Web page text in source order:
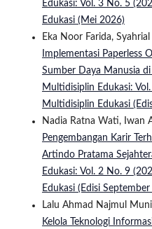
Edukasi: Vol. 3 No. 5
Edukasi (Mei 2026)
Eka Noor Farida,
Implementasi Paperless
Sumber Daya Manusia
Multidisiplin Edukasi:
Multidisiplin Edukasi
Nadia Ratna Wati, Iwan
Pengembangan Karir
Artindo Pratama
Edukasi: Vol. 2 No. 9
Edukasi (Edisi
Lalu Ahmad Najmul
Kelola Teknologi